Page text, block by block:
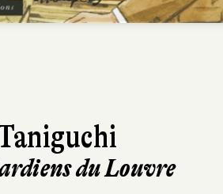
du Louvre